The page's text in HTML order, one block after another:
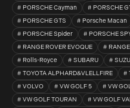
PORSCHE Cayman
PORSCHE
PORSCHE GTS
Porsche Macan
PORSCHE Spider
PORSCHE
RANGE ROVER EVOQUE
Rolls-Royce
SUBARU
TOYOTA ALPHARD&VLELLFIRE
VOLVO
VW GOLF 5 VW
VW GOLF TOURAN
VW GOLF